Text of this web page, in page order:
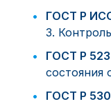
ГОСТ Р
3.
ГОСТ Р
состояния
ГОСТ Р